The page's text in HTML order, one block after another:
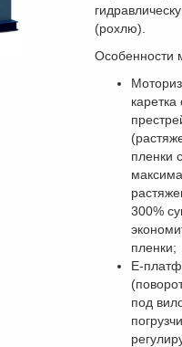
(рохлю).
Особенности
каретка
пленки с
300%
пленки;
Е-
под